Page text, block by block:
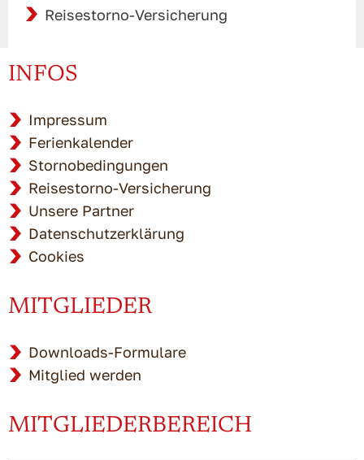
Reisestorno-Versicherung
INFOS
Impressum
Ferienkalender
Stornobedingungen
Reisestorno-Versicherung
Unsere Partner
Datenschutzerklärung
Cookies
MITGLIEDER
Downloads-Formulare
Mitglied werden
MITGLIEDERBEREICH